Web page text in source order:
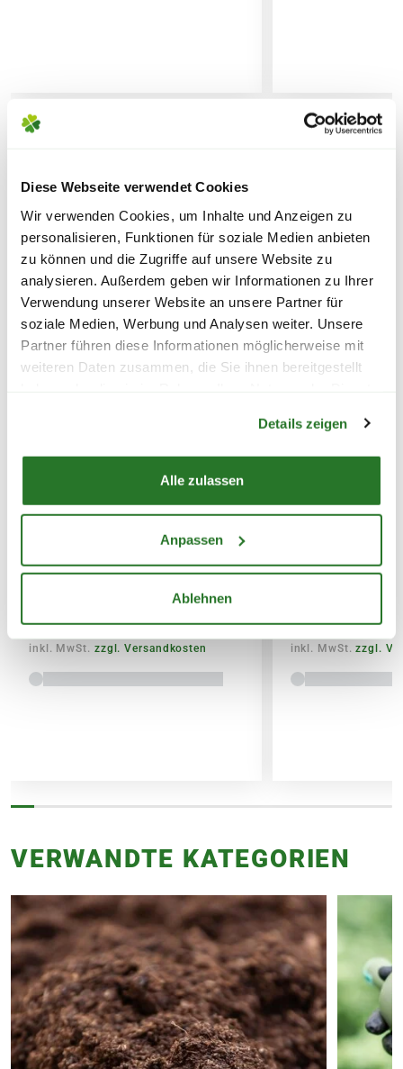
Diese Webseite verwendet Cookies
Wir verwenden Cookies, um Inhalte und Anzeigen zu
personalisieren, Funktionen für soziale Medien anbieten
zu können und die Zugriffe auf unsere Website zu
analysieren. Außerdem geben wir Informationen zu Ihrer
Verwendung unserer Website an unsere Partner für
soziale Medien, Werbung und Analysen weiter. Unsere
Partner führen diese Informationen möglicherweise mit
weiteren Daten zusammen, die Sie ihnen bereitgestellt
Details zeigen
Alle zulassen
Anpassen
Ablehnen
Hinweis
Sicherheitsdatenblatt
KÖNNEN ENTSTEHEN
PAKETVERSAND
6,95€ für Standardpakete (z.B.Dünger oder
Zubehör)
7,95€für größere Pakete (z.B. Pflanzen oder
Erde)
SPERRGUTVERSAND
SPEDITIONSVERSAND
Balkon-Langzeitdünger, 900 g
8,99
inkl. MwSt. zzgl. Versandkosten
3,79
inkl. MwSt.zzgl.
VERWANDTE KATEGORIEN